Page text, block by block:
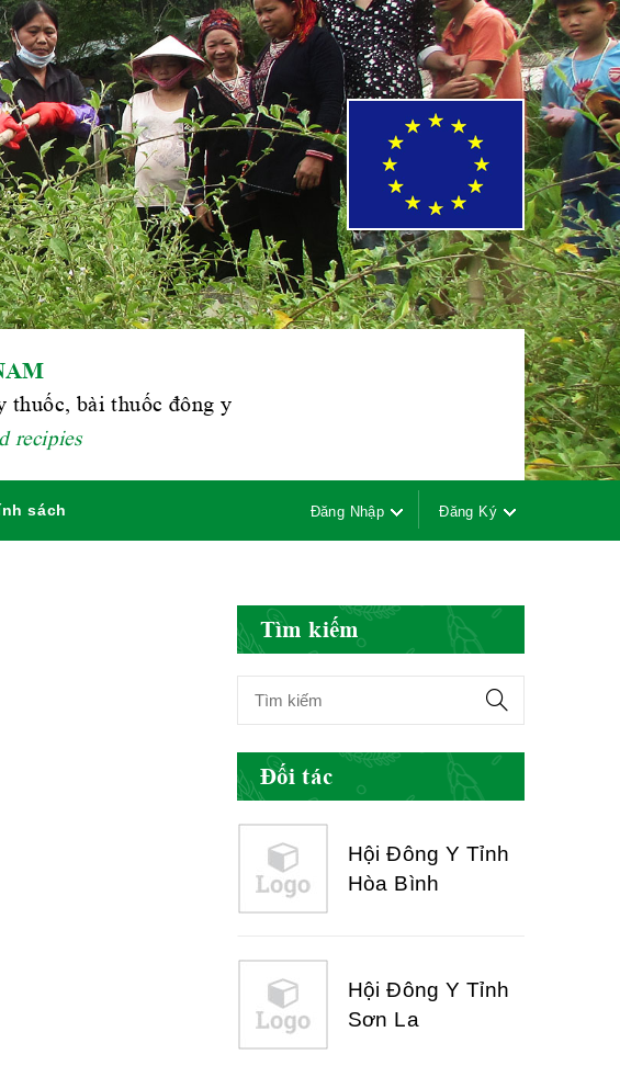
bài thuốc đông y
recipies
sách Đăng Nhập Đăng Ký
Tìm kiếm
Đối tác
Phái đoàn Liên
minh Châu Âu tại
Việt Nam
Hiệp hội bệnh
viện tư nhân Việt
Cục quản lý y
dược cổ truyền -
Nam
Hội Đông Y Tỉnh
Yên Bái
Hội Đông Y Tỉnh
Hòa Bình
Hội Đông Y Tỉnh
Sơn La